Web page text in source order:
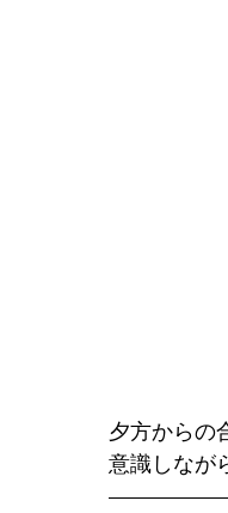
夕方からの
意識しなが